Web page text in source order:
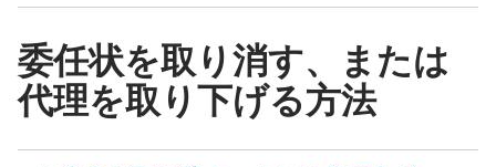
委任状を取り消す、または
代理を取り下げる方法